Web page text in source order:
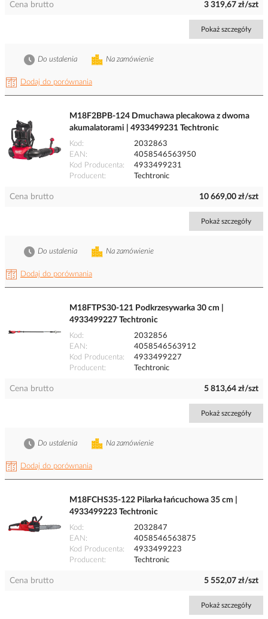
Cena brutto 3 319,67 zł/szt
Pokaż szczegóły
Dodaj do porównania
Na zamówienie
Do ustalenia
M18F2BPB-124 Dmuchawa plecakowa z dwoma
akumalatorami | 4933499231 Techtronic
Kod
2032863
EAN
4058546563950
Kod Producenta
4933499231
Producent
Techtronic
Cena brutto 10 669,00 zł/szt
Pokaż szczegóły
Dodaj do porównania
Na zamówienie
Do ustalenia
M18FTPS30-121 Podkrzesywarka 30 cm |
4933499227 Techtronic
Kod
2032856
EAN
4058546563912
Kod Producenta
4933499227
Producent
Techtronic
Cena brutto 5 813,64 zł/szt
Pokaż szczegóły
Dodaj do porównania
Na zamówienie
Do ustalenia
M18FCHS35-122 Pilarka łańcuchowa 35 cm |
4933499223 Techtronic
Kod
2032847
EAN
4058546563875
Kod Producenta
4933499223
Producent
Techtronic
Cena brutto 5 552,07 zł/szt
Pokaż szczegóły